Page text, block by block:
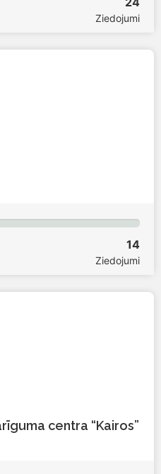
Ziedojumi
14
Ziedojumi
centra “Kairos”